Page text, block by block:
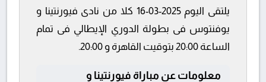
يلتقى اليوم 2025-03-16 كلا من نادى فيورنتينا و
يوفنتوس فى بطولة الدوري الإيطالي فى تمام
الساعة 20:00 بتوقيت القاهرة و 20:00.
معلومات عن مباراة فيورنتينا و